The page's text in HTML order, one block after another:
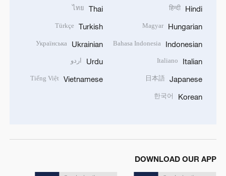
Hindi
हिन्दी
Hungarian
Magyar
Indonesian
Bahasa Indonesia
Italian
Italiano
Japanese
日本語
Korean
한국어
Thai
ไทย
Turkish
Türkçe
Ukrainian
Українська
Urdu اردو
Vietnamese
Tiếng Việt
DOWNLOAD OUR APP